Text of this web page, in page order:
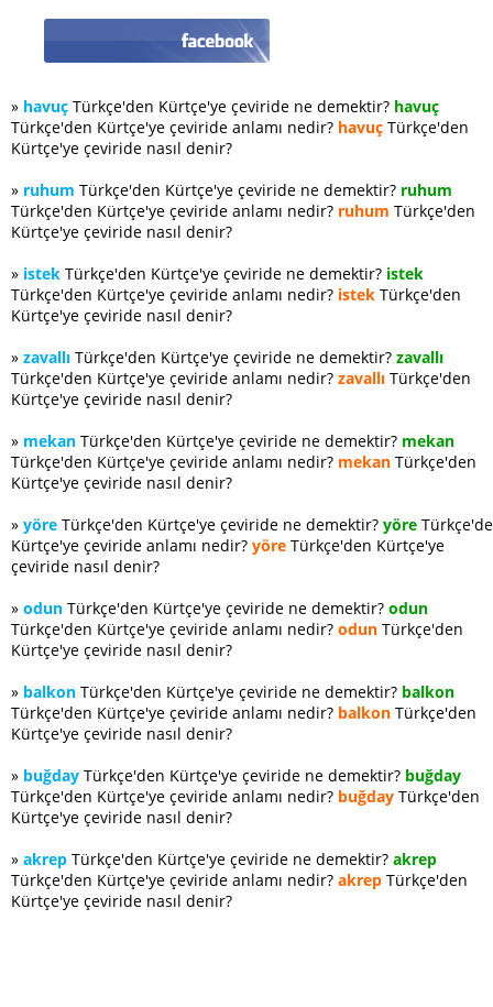
» havuç Türkçe'den Kürtçe'ye çeviride ne demektir? havuç
Türkçe'den Kürtçe'ye çeviride anlamı nedir? havuç Türkçe'den
Kürtçe'ye çeviride nasıl denir?
» ruhum Türkçe'den Kürtçe'ye çeviride ne demektir? ruhum
Türkçe'den Kürtçe'ye çeviride anlamı nedir? ruhum Türkçe'den
Kürtçe'ye çeviride nasıl denir?
» istek Türkçe'den Kürtçe'ye çeviride ne demektir? istek
Türkçe'den Kürtçe'ye çeviride anlamı nedir? istek Türkçe'den
Kürtçe'ye çeviride nasıl denir?
» zavallı Türkçe'den Kürtçe'ye çeviride ne demektir? zavallı
Türkçe'den Kürtçe'ye çeviride anlamı nedir? zavallı Türkçe'den
Kürtçe'ye çeviride nasıl denir?
» mekan Türkçe'den Kürtçe'ye çeviride ne demektir? mekan
Türkçe'den Kürtçe'ye çeviride anlamı nedir? mekan Türkçe'den
Kürtçe'ye çeviride nasıl denir?
» yöre Türkçe'den Kürtçe'ye çeviride ne demektir? yöre
Kürtçe'ye çeviride anlamı nedir? yöre Türkçe'den Kürtçe'ye
çeviride nasıl denir?
» odun Türkçe'den Kürtçe'ye çeviride ne demektir? odun
Türkçe'den Kürtçe'ye çeviride anlamı nedir? odun Türkçe'den
Kürtçe'ye çeviride nasıl denir?
» balkon Türkçe'den Kürtçe'ye çeviride ne demektir? balkon
Türkçe'den Kürtçe'ye çeviride anlamı nedir? balkon Türkçe'den
Kürtçe'ye çeviride nasıl denir?
» buğday Türkçe'den Kürtçe'ye çeviride ne demektir? buğday
Türkçe'den Kürtçe'ye çeviride anlamı nedir? buğday Türkçe'den
Kürtçe'ye çeviride nasıl denir?
» akrep Türkçe'den Kürtçe'ye çeviride ne demektir? akrep
Türkçe'den Kürtçe'ye çeviride anlamı nedir? akrep Türkçe'den
Kürtçe'ye çeviride nasıl denir?